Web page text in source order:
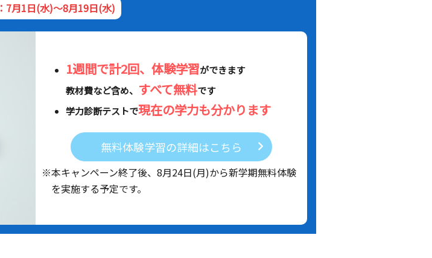
7月1日(水)～8月19日(水)
1週間で計2回、体験学習ができます
教材費など含め、 すべて無料です
学力診断テストで現在の学力も分かります
無料体験学習の詳細はこちら
※本キャンペーン終了後、 8月24日(月)から新学期無料体験
を実施する予定です。